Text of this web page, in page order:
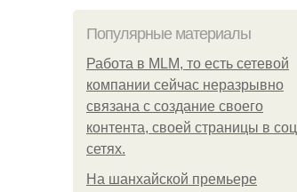
Популярные материалы
Работа в MLM, то есть сетевой
компании сейчас неразрывно
связана с создание своего
контента, своей страницы в соц
сетях.
На шанхайской премьере